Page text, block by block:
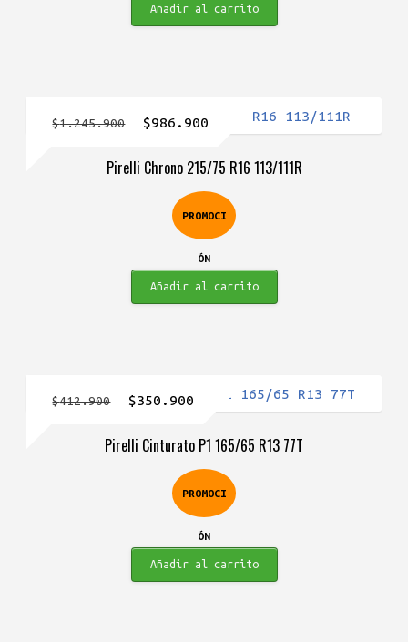
Añadir al carrito
Pirelli Chrono 215/75 R16 113/111R
PROMOCI
ÓN
$1.245.900
El
original
$1.245.900.
$986.900
actual
es:
$986.900.
Añadir al carrito
Pirelli Cinturato P1 165/65 R13 77T
PROMOCI
ÓN
$412.900
El
original
$412.900.
$350.900
actual
es:
$350.900.
Añadir al carrito